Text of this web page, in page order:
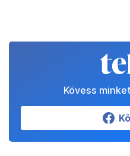
Kövess